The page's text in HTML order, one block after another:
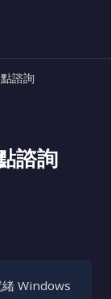
諮詢
諮詢
Windows